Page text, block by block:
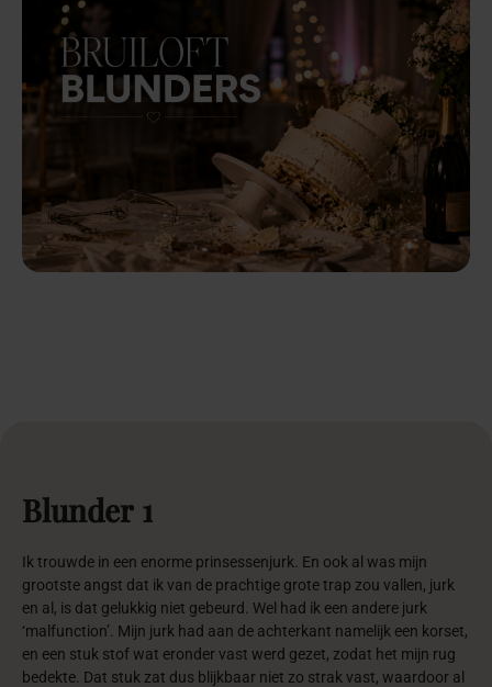
Blunder 1
Ik trouwde in een enorme prinsessenjurk. En ook al was mijn
grootste angst dat ik van de prachtige grote trap zou vallen, jurk
en al, is dat gelukkig niet gebeurd. Wel had ik een andere jurk
‘malfunction’. Mijn jurk had aan de achterkant namelijk een korset,
en een stuk stof wat eronder vast werd gezet, zodat het mijn rug
bedekte. Dat stuk zat dus blijkbaar niet zo strak vast, waardoor al